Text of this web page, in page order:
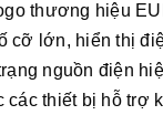
thương hiệu
cỡ lớn, hiển thị
nguồn điện
các thiết bị hỗ trợ